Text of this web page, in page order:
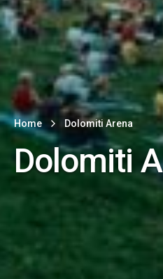
Home Dolomiti Arena
Dolomiti